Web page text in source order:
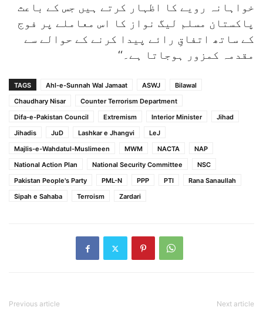
خواہانہ رویے کا اظہار کرتے ہیں جس کے باعث
پاکستان مسلم لیگ نواز کا اس معاملے پر فوج
کے ساتھ اتفاقِ رائے پیدا کرنے کے حوالے سے
مقدمہ کمزور ہوجاتا ہے۔‘‘
TAGS Ahl-e-Sunnah Wal Jamaat ASWJ
Bilawal
Chaudhary Nisar
Counter Terrorism Department
Difa-e-Pakistan Council
Extremism Interior Minister
Jihad
Jihadis
JuD Lashkar e Jhangvi
LeJ
Majlis-e-Wahdatul-Muslimeen
MWM NACTA
NAP
National Action Plan
National Security Committee
NSC
Pakistan People's Party
PML-N PPP PTI
Rana Sanaullah
Sipah e Sahaba
Terroism Zardari
Previous article Next article